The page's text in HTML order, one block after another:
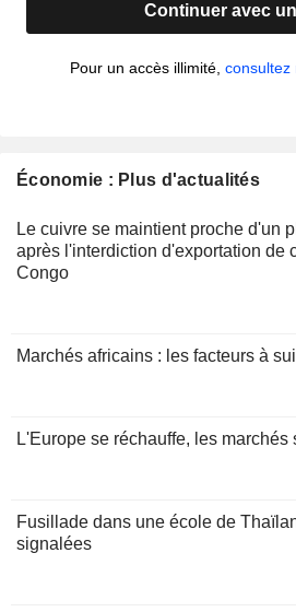
Continuer avec un
Pour un accès illimité, consultez
Économie : Plus d'actualités
Le cuivre se maintient proche d'un
après l'interdiction d'exportation de
Congo
Marchés africains : les facteurs à
L'Europe se réchauffe, les marchés
Fusillade dans une école de
signalées